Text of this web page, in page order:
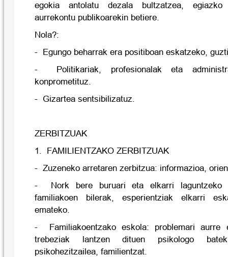
egokia antolatu dezala bultzatzea, egiazko
aurrekontu publikoarekin betiere.
Nola?:
- Egungo beharrak era positiboan eskatzeko,
- Politikariak, profesionalak eta
konprometituz.
- Gizartea sentsibilizatuz.
ZERBITZUAK
1. FAMILIENTZAKO ZERBITZUAK
- Zuzeneko arretaren zerbitzua: informazioa,
- Nork bere buruari eta elkarri laguntzeko
familiakoen bilerak, esperientziak elkarri
emateko.
- Familiakoentzako eskola: problemari aurre
trebeziak lantzen dituen psikologo
psikohezitzailea, familientzat.